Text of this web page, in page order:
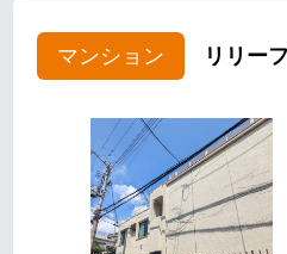
マンション リリー